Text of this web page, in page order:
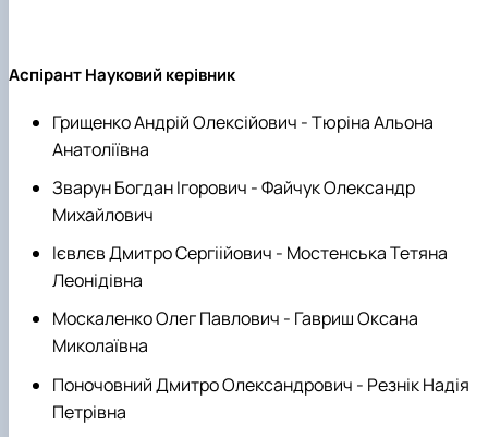
Аспірант Науковий керівник
Грищенко Андрій Олексійович - Тюріна Альона
Анатоліївна
Зварун Богдан Ігорович - Файчук Олександр
Михайлович
Ієвлєв Дмитро Сергіійович - Мостенська Тетяна
Леонідівна
Москаленко Олег Павлович - Гавриш Оксана
Миколаївна
Поночовний Дмитро Олександрович - Резнік Надія
Петрівна